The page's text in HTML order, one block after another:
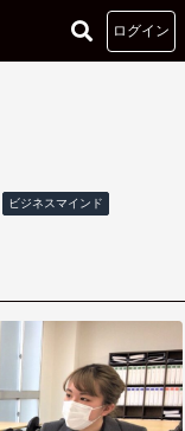
ログイン
ビジネスマインド